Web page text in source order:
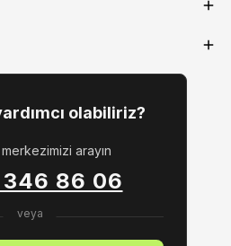
olabiliriz?
merkezimizi arayın
86 06